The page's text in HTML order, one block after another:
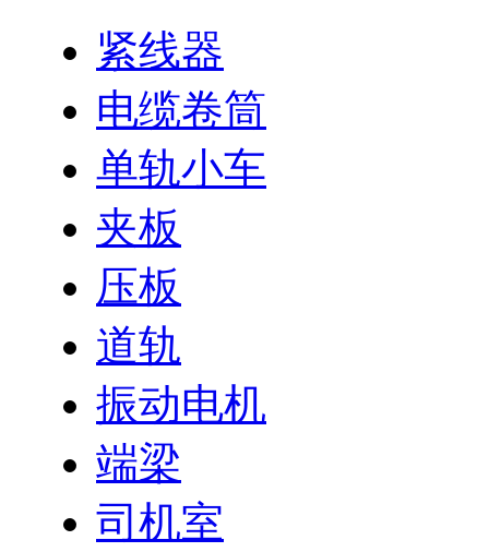
紧线器
电缆卷筒
单轨小车
夹板
压板
道轨
振动电机
端梁
司机室